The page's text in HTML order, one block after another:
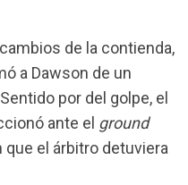
de la contienda,
a Dawson de un
por del golpe, el
ante el ground
que el árbitro detuviera